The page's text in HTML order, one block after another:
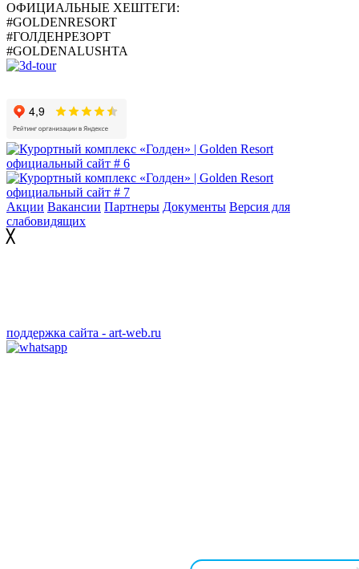
ОФИЦИАЛЬНЫЕ ХЕШТЕГИ:
#GOLDENRESORT
#ГОЛДЕНРЕЗОРТ
#GOLDENALUSHTA
Акции Вакансии Партнеры Документы Версия для
слабовидящих
╳
поддержка сайта - art-web.ru